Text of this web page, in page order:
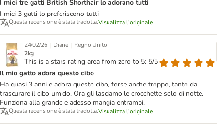
I miei tre gatti British Shorthair lo adorano tutti
I miei 3 gatti lo preferiscono tutti
Questa recensione è stata tradotta.Visualizza l'originale
24/02/26 | Diane | Regno Unito
2kg
This is a stars rating area from zero to 5: 5/5
Il mio gatto adora questo cibo
Ha quasi 3 anni e adora questo cibo, forse anche troppo, tanto da
trascurare il cibo umido. Ora gli lasciamo le crocchette solo di notte.
Funziona alla grande e adesso mangia entrambi.
Questa recensione è stata tradotta.Visualizza l'originale